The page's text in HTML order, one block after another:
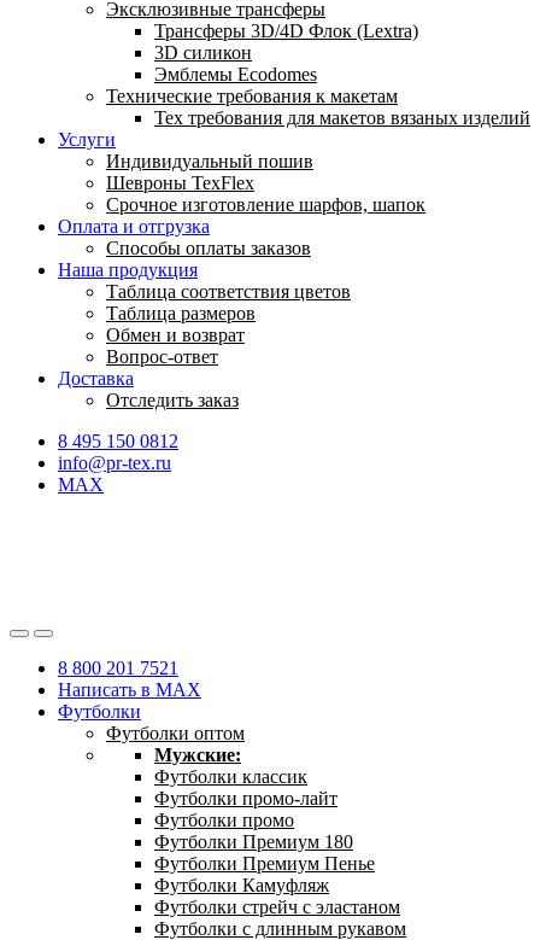
Эксклюзивные трансферы
Трансферы 3D/4D Флок (Lextra)
3D силикон
Эмблемы Ecodomes
Технические требования к макетам
Тех требования для макетов вязаных изделий
Услуги
Индивидуальный пошив
Шевроны TexFlex
Срочное изготовление шарфов, шапок
Оплата и отгрузка
Способы оплаты заказов
Наша продукция
Таблица соответствия цветов
Таблица размеров
Обмен и возврат
Вопрос-ответ
Доставка
Отследить заказ
8 495 150 0812
info@pr-tex.ru
MAX
8 800 201 7521
Написать в MAX
Футболки
Футболки оптом
Мужские:
Футболки классик
Футболки промо-лайт
Футболки промо
Футболки Премиум 180
Футболки Премиум Пенье
Футболки Камуфляж
Футболки стрейч с эластаном
Футболки с длинным рукавом